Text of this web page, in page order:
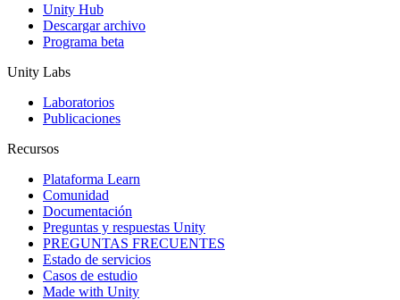
Unity Hub
Descargar archivo
Programa beta
Unity Labs
Laboratorios
Publicaciones
Recursos
Plataforma Learn
Comunidad
Documentación
Preguntas y respuestas Unity
PREGUNTAS FRECUENTES
Estado de servicios
Casos de estudio
Made with Unity